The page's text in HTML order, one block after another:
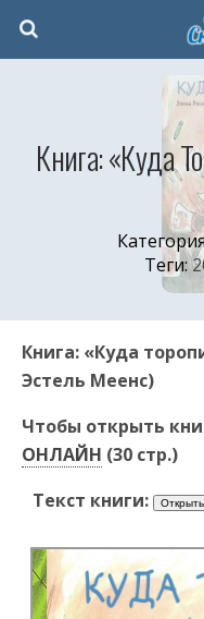
Книга: «Куда
Теги:
Книга: «Куда
Эстель Меенс)
Чтобы открыть
ОНЛАЙН (30 стр.)
Текст книги: